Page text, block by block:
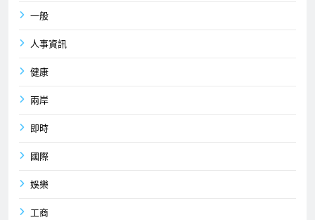
一般
人事資訊
健康
兩岸
即時
國際
娛樂
工商